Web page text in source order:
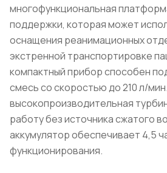
многофункциональная
поддержки, которая может
оснащения реанимационных отд
экстренной транспортировке
компактный прибор способен
смесь со скоростью до 210 л/
высокопроизводительная
работу без источника сжатого
аккумулятор обеспечивает 4,5
функционирования.